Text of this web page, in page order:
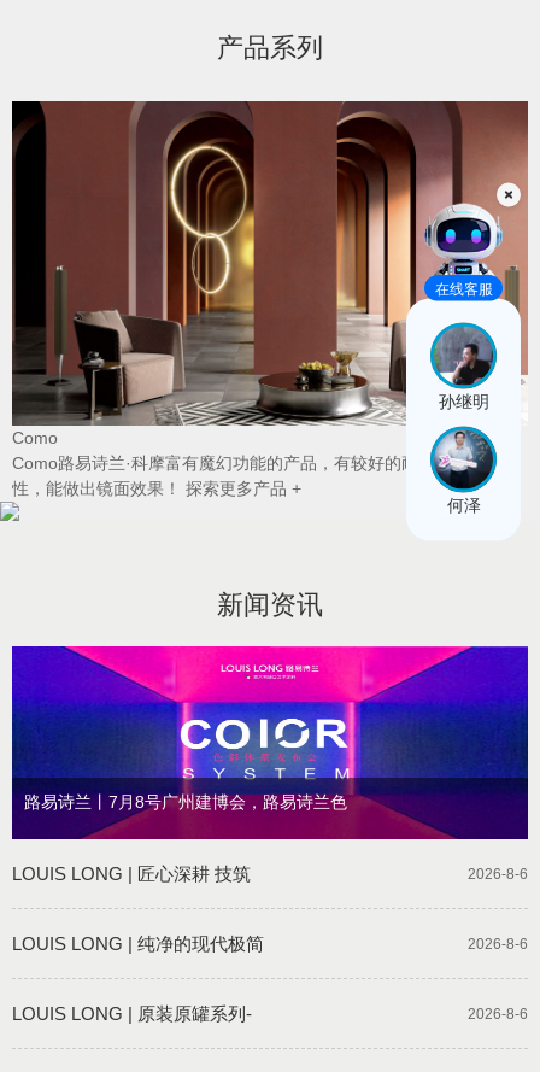
产品系列
Como
Como路易诗兰·科摩富有魔幻功能的产品，有较好的耐湿性、耐污染
性，能做出镜面效果！
探索更多产品 +
新闻资讯
路易诗兰丨7月8号广州建博会，路易诗兰色
2026-8-6
LOUIS LONG | 匠心深耕 技筑
2026-8-6
LOUIS LONG | 纯净的现代极简
2026-8-6
LOUIS LONG | 原装原罐系列-
在线客服
孙继明
何泽